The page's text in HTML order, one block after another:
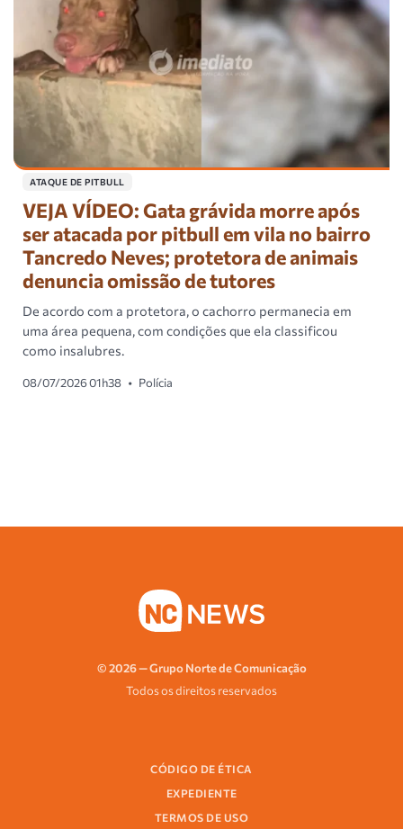
ATAQUE DE PITBULL
VEJA VÍDEO: Gata grávida morre após
ser atacada por pitbull em vila no bairro
Tancredo Neves; protetora de animais
denuncia omissão de tutores
De acordo com a protetora, o cachorro permanecia em
uma área pequena, com condições que ela classificou
como insalubres.
08/07/2026 01h38 • Polícia
© 2026 — Grupo Norte de Comunicação
Todos os direitos reservados
CÓDIGO DE ÉTICA
EXPEDIENTE
TERMOS DE USO